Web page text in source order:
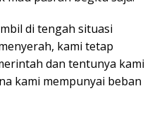
di tengah situasi
kami tetap
dan tentunya kami
kami mempunyai beban